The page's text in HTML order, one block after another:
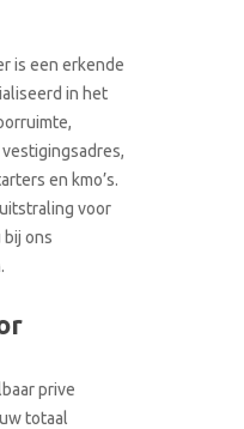
is een erkende
in het
en kmo’s.
voor
ons
prive
totaal